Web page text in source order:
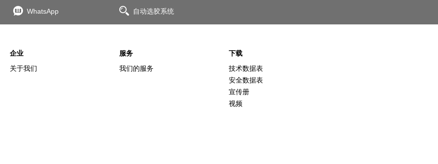
WhatsApp 自动选胶系统
企业
关于我们
服务
我们的服务
下载
技术数据表
安全数据表
宣传册
视频